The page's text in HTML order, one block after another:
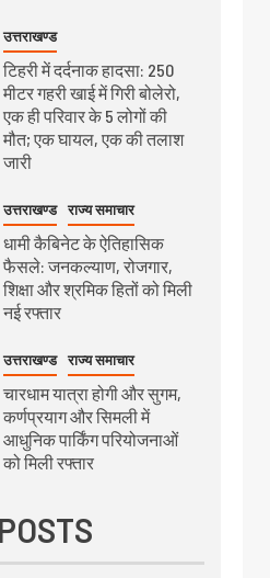
उत्तराखण्ड
टिहरी में दर्दनाक हादसा: 250
मीटर गहरी खाई में गिरी बोलेरो,
एक ही परिवार के 5 लोगों की
मौत; एक घायल, एक की तलाश
जारी
उत्तराखण्ड राज्य समाचार
धामी कैबिनेट के ऐतिहासिक
फैसले: जनकल्याण, रोजगार,
शिक्षा और श्रमिक हितों को मिली
नई रफ्तार
उत्तराखण्ड राज्य समाचार
चारधाम यात्रा होगी और सुगम,
कर्णप्रयाग और सिमली में
आधुनिक पार्किंग परियोजनाओं
को मिली रफ्तार